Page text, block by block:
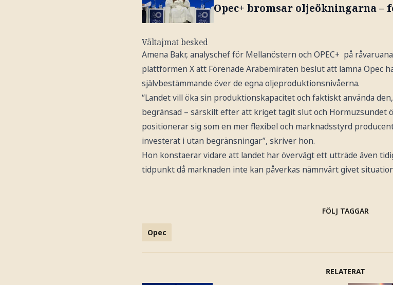
Opec+ bromsar oljeökningarna
Vältajmat besked
Amena Bakr, analyschef för Mellanöstern och OPEC+ på
plattformen X att Förenade Arabemiraten beslut att lämna Opec
självbestämmande över de egna oljeproduktionsnivåerna.
“Landet vill öka sin produktionskapacitet och faktiskt använda
begränsad – särskilt efter att kriget tagit slut och Hormuzsundet
positionerar sig som en mer flexibel och marknadsstyrd
investerat i utan begränsningar”, skriver hon.
Hon konstaerar vidare att landet har övervägt ett utträde även
tidpunkt då marknaden inte kan påverkas nämnvärt givet
FÖLJ TAGGAR
Opec
RELATERAT